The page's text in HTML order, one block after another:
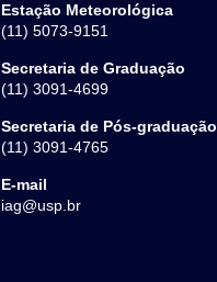
Estação Meteorológica
(11) 5073-9151
Secretaria de Graduação
(11) 3091-4699
Secretaria de Pós-graduação
(11) 3091-4765
E-mail
iag@usp.br